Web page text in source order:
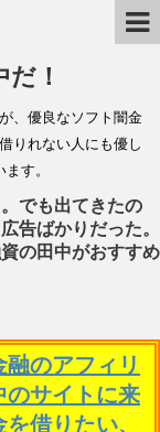
！
、優良なソフト闇金
りれない人にも優し
す。
でも出てきたの
告ばかりだった。
の田中がおすすめ
のアフィリ
のサイトに来
借りたい、